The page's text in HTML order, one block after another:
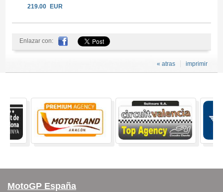
219.00
EUR
Enlazar con:
imprimir
« atras
MotoGP España